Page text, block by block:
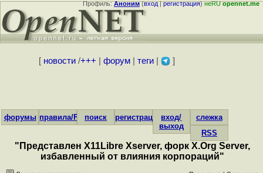
Профиль:Аноним(вход|регистрация)неRUopennet.me
[ новости/+++ форум| теги| ]
форумы правила/FAQпоиск регистрациявход/
выход
слежка
RSS
"Представлен X11Libre Xserver, форк X.Org Server,
избавленный от влияния корпораций"